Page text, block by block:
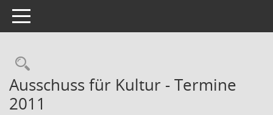
Toggle navigation
Rechercheauswahl
Ausschuss für Kultur - Termine
2011